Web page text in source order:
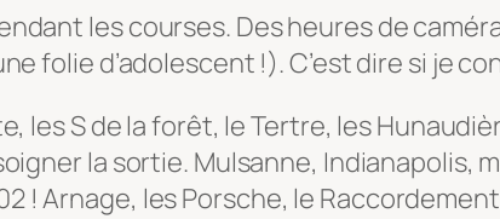
les courses. Des heures de
folie d’adolescent !). C’est dire si je
les S de la forêt, le Tertre, les
la sortie. Mulsanne, Indianapolis,
! Arnage, les Porsche, le